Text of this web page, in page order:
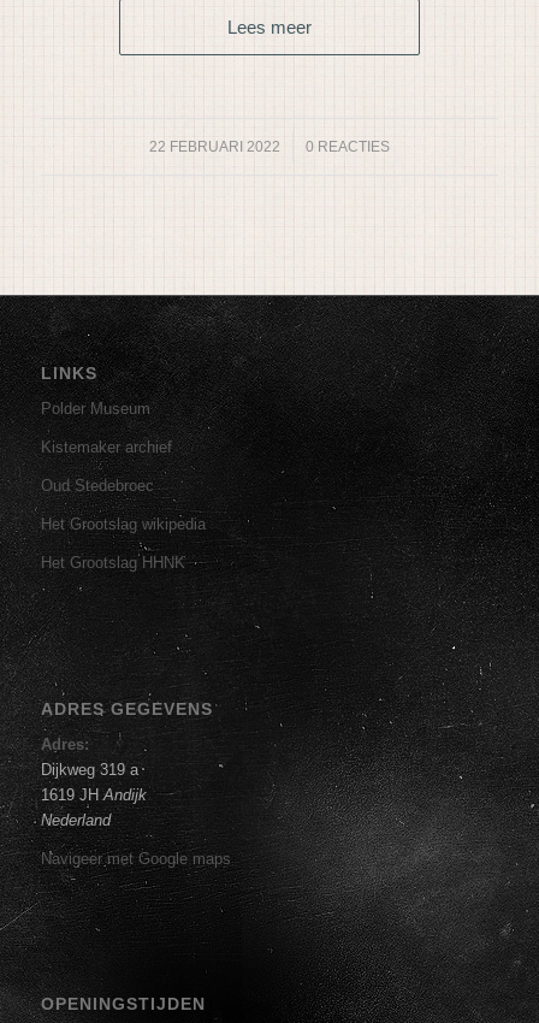
Lees meer
22 FEBRUARI 2022
/ 0 REACTIES
LINKS
Polder Museum
Kistemaker archief
Oud Stedebroec
Het Grootslag wikipedia
Het Grootslag HHNK
ADRES GEGEVENS
Adres:
Dijkweg 319 a
1619 JH Andijk
Nederland
Navigeer met Google maps
OPENINGSTIJDEN